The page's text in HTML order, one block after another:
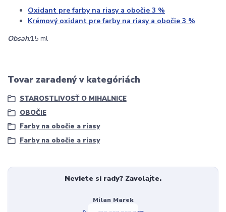
Oxidant pre farby na riasy a obočie 3 %
Krémový oxidant pre farby na riasy a obočie 3 %
Obsah:15 ml
Tovar zaradený v kategóriách
STAROSTLIVOSŤ O MIHALNICE
OBOČIE
Farby na obočie a riasy
Farby na obočie a riasy
Neviete si rady? Zavolajte.
Milan Marek